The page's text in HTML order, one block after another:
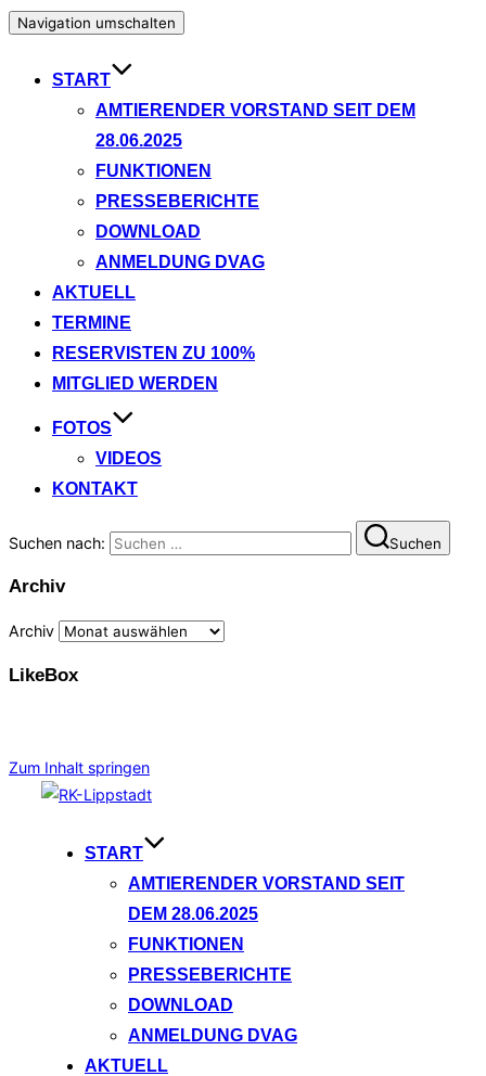
Navigation umschalten
START
AMTIERENDER VORSTAND SEIT DEM
28.06.2025
FUNKTIONEN
PRESSEBERICHTE
DOWNLOAD
ANMELDUNG DVAG
AKTUELL
TERMINE
RESERVISTEN ZU 100%
MITGLIED WERDEN
FOTOS
VIDEOS
KONTAKT
Suchen nach: Suchen
Archiv
Archiv
LikeBox
Zum Inhalt springen
START
AMTIERENDER VORSTAND SEIT
DEM 28.06.2025
FUNKTIONEN
PRESSEBERICHTE
DOWNLOAD
ANMELDUNG DVAG
AKTUELL